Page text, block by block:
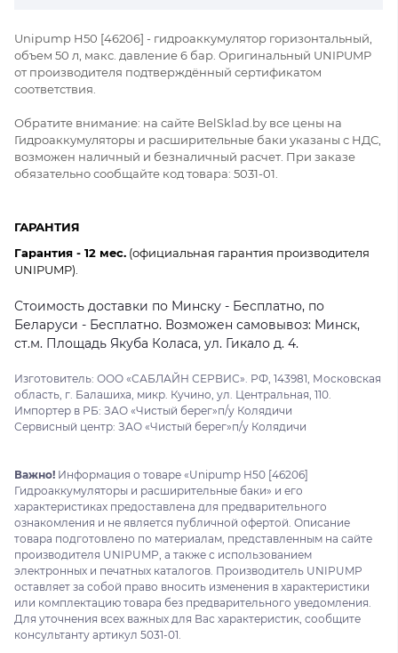
Unipump H50 [46206] - гидроаккумулятор горизонтальный,
объем 50 л, макс. давление 6 бар. Оригинальный UNIPUMP
от производителя подтверждённый сертификатом
соответствия.
Обратите внимание: на сайте BelSklad.by все цены на
Гидроаккумуляторы и расширительные баки указаны с НДС,
возможен наличный и безналичный расчет. При заказе
обязательно сообщайте код товара: 5031-01.
ГАРАНТИЯ
Гарантия - 12 мес. (официальная гарантия производителя
UNIPUMP).
Стоимость доставки по Минску - Бесплатно, по
Беларуси - Бесплатно. Возможен самовывоз: Минск,
ст.м. Площадь Якуба Коласа, ул. Гикало д. 4.
Изготовитель: ООО «САБЛАЙН СЕРВИС». РФ, 143981, Московская
область, г. Балашиха, микр. Кучино, ул. Центральная, 110.
Импортер в РБ: ЗАО «Чистый берег»п/у Колядичи
Сервисный центр: ЗАО «Чистый берег»п/у Колядичи
Важно! Информация о товаре «Unipump H50 [46206]
Гидроаккумуляторы и расширительные баки» и его
характеристиках предоставлена для предварительного
ознакомления и не является публичной офертой. Описание
товара подготовлено по материалам, представленным на сайте
производителя UNIPUMP, а также с использованием
электронных и печатных каталогов. Производитель UNIPUMP
оставляет за собой право вносить изменения в характеристики
или комплектацию товара без предварительного уведомления.
Для уточнения всех важных для Вас характеристик, сообщите
консультанту артикул 5031-01.